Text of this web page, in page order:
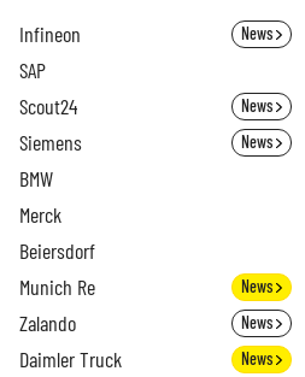
Infineon News
SAP
Scout24 News
Siemens News
BMW
Merck
Beiersdorf
Munich Re News
Zalando News
Daimler Truck News